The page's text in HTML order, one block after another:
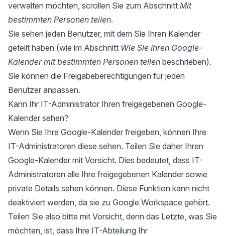
verwalten möchten, scrollen Sie zum Abschnitt Mit
bestimmten Personen teilen.
Sie sehen jeden Benutzer, mit dem Sie Ihren Kalender
geteilt haben (wie im Abschnitt Wie Sie Ihren Google-
Kalender mit bestimmten Personen teilen beschrieben).
Sie können die Freigabeberechtigungen für jeden
Benutzer anpassen.
Kann Ihr IT-Administrator Ihren freigegebenen Google-
Kalender sehen?
Wenn Sie Ihre Google-Kalender freigeben, können Ihre
IT-Administratoren diese sehen. Teilen Sie daher Ihren
Google-Kalender mit Vorsicht. Dies bedeutet, dass IT-
Administratoren alle Ihre freigegebenen Kalender sowie
private Details sehen können. Diese Funktion kann nicht
deaktiviert werden, da sie zu Google Workspace gehört.
Teilen Sie also bitte mit Vorsicht, denn das Letzte, was Sie
möchten, ist, dass Ihre IT-Abteilung Ihr